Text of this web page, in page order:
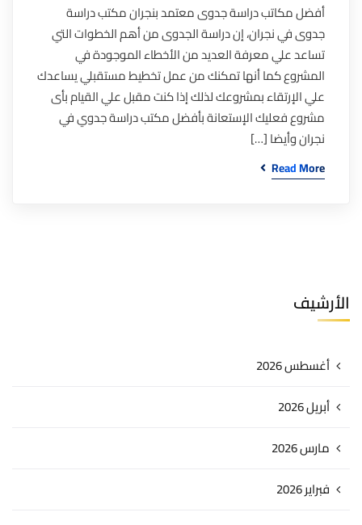
أفضل مكاتب دراسة جدوى معتمد بنجران مكتب دراسة
جدوى في نجران، إن دراسة الجدوى من أهم الخطوات التي
تساعد علي معرفة العديد من الأخطاء الموجودة في
المشروع كما أنها تمكنك من عمل تخطيط مستقبلي يساعدك
علي الإرتقاء بمشروعك لذلك إذا كنت مقبل علي القيام بأى
مشروع فعليك الإستعانة بأفضل مكتب دراسة جدوي في
نجران وأيضا […]
Read More
الأرشيف
أغسطس 2026
أبريل 2026
مارس 2026
فبراير 2026